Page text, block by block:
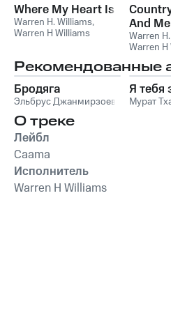
Where My Heart Is
Warren H. Williams,
Warren H Williams
And Me
Warren
Warren
Рекомендованные
Бродяга
Эльбрус Джанмирзоев
Я тебя
Мурат
О треке
Лейбл
Caama
Исполнитель
Warren H Williams